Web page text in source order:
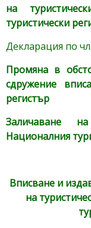
на
туристически
Декларация по
Промяна в
сдружение
регистър
Заличаване
Националния
Вписване и
на